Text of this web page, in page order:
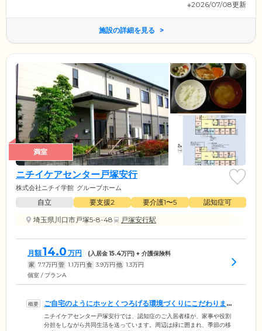
※2026/07/08更新
施設の詳細を見る
満室
ニチイケアセンター戸塚安行
株式会社ニチイ学館 グループホーム
自立 要支援2 要介護1〜5
認知症可
埼玉県川口市戸塚5-8-48
戸塚安行駅
月額14.0 万円 (入居金15.4万円) + 介護保険料
家 7.7万円 管 1.1万円 食 3.9万円 他 1.3万円
個室 / プランA
ご自宅のようにホッとくつろげる環境づくりにこだわりまし
た
ニチイケアセンター戸塚安行では、認知症のご入居者様が、家事や役割
分担をしながら共同生活を送っています。周辺は緑に囲まれ、季節の移